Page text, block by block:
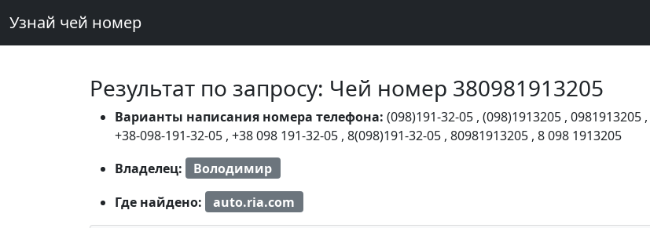
Узнай чей номер
Результат по запросу: Чей номер 380981913205
Варианты написания номера телефона: (098)191-32-05 , (098)1913205 , 0981913205 ,
+38-098-191-32-05 , +38 098 191-32-05 , 8(098)191-32-05 , 80981913205 , 8 098 1913205
Владелец:
Володимир
Где найдено:
auto.ria.com